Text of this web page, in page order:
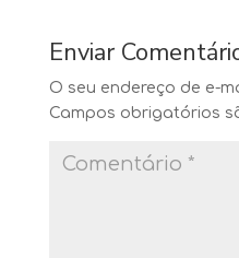
Enviar
O seu endereço de e-
Campos obrigatórios